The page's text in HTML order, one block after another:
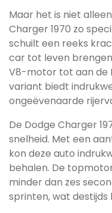
Maar het is niet
Charger 1970 zo
schuilt een reeks
car tot leven
V8-motor tot aan de
variant biedt
ongeëvenaarde
De Dodge Charger
snelheid. Met een
kon deze auto
behalen. De
minder dan zes
sprinten, wat destijds